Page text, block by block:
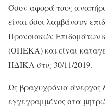
Όσον αφορά τους
είναι όσοι λαμβάνουν
Προνοιακών Επιδομάτων
(ΟΠΕΚΑ) και είναι
ΗΔΙΚΑ στις 30/11/2019.
Ως βραχυχρόνια άνεργος
εγγεγραμμένος στα